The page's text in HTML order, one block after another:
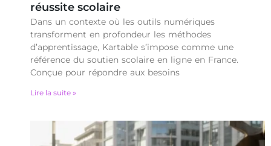
réussite scolaire
Dans un contexte où les outils numériques
transforment en profondeur les méthodes
d’apprentissage, Kartable s’impose comme une
référence du soutien scolaire en ligne en France.
Conçue pour répondre aux besoins
Lire la suite »